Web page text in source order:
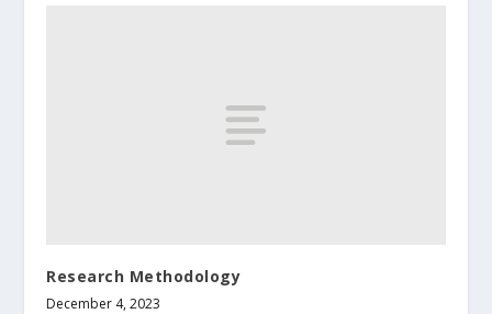
Research Methodology
December 4, 2023